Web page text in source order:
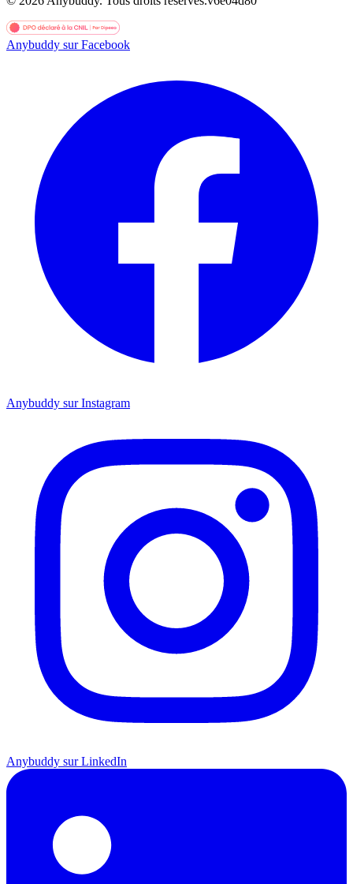
Anybuddy sur Facebook
Anybuddy sur Instagram
Anybuddy sur LinkedIn